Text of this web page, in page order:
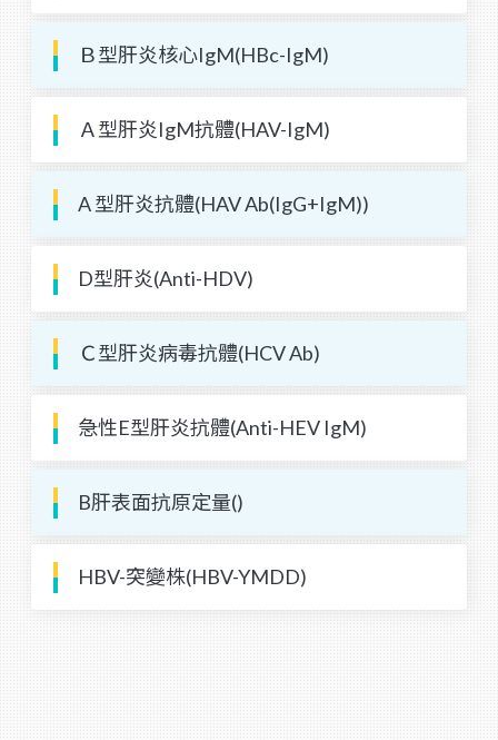
Ｂ型肝炎核心IgM(HBc-IgM)
Ａ型肝炎IgM抗體(HAV-IgM)
A 型肝炎抗體(HAV Ab(IgG+IgM))
D型肝炎(Anti-HDV)
Ｃ型肝炎病毒抗體(HCV Ab)
急性E型肝炎抗體(Anti-HEV IgM)
B肝表面抗原定量()
HBV-突變株(HBV-YMDD)